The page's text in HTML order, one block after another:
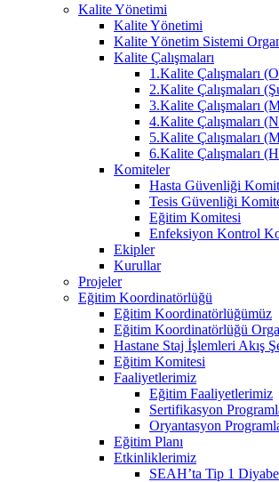
Kalite Yönetimi
Kalite Yönetimi
Kalite Yönetim Sistemi
Kalite Çalışmaları
1.Kalite Çalışmaları
2.Kalite Çalışmaları
3.Kalite Çalışmaları
4.Kalite Çalışmaları
5.Kalite Çalışmaları
6.Kalite Çalışmaları
Komiteler
Hasta Güvenliği
Tesis Güvenliği
Eğitim Komitesi
Enfeksiyon Kontrol
Ekipler
Kurullar
Projeler
Eğitim Koordinatörlüğü
Eğitim Koordinatörlüğümüz
Eğitim Koordinatörlüğü
Hastane Staj İşlemleri Akış
Eğitim Komitesi
Faaliyetlerimiz
Eğitim Faaliyetlerimiz
Sertifikasyon
Oryantasyon
Eğitim Planı
Etkinliklerimiz
SEAH’ta Tip 1